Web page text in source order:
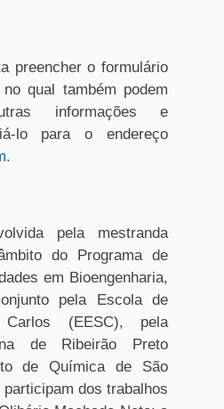
preencher o formulário
qual também podem
informações e
lo para o endereço
.
pela mestranda
do Programa de
em Bioengenharia,
pela Escola de
(EESC), pela
de Ribeirão Preto
de Química de São
dos trabalhos